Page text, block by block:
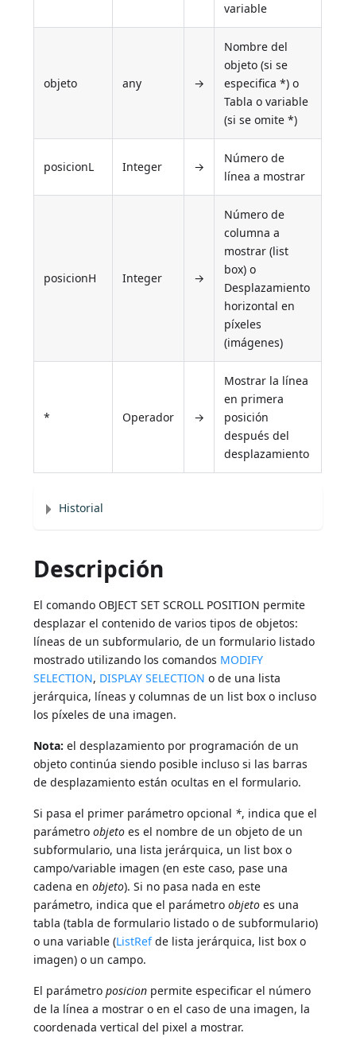
variable
objeto any →
Nombre del
objeto (si se
especifica *) o
Tabla o variable
(si se omite *)
posicionL Integer →
Número de
línea a mostrar
posicionH Integer →
Número de
columna a
mostrar (list
box) o
Desplazamiento
horizontal en
píxeles
(imágenes)
* Operador →
Mostrar la línea
en primera
posición
después del
desplazamiento
Historial
Descripción
El comando OBJECT SET SCROLL POSITION permite
desplazar el contenido de varios tipos de objetos:
líneas de un subformulario, de un formulario listado
mostrado utilizando los comandos MODIFY
SELECTION, DISPLAY SELECTION o de una lista
jerárquica, líneas y columnas de un list box o incluso
los píxeles de una imagen.
Nota: el desplazamiento por programación de un
objeto continúa siendo posible incluso si las barras
de desplazamiento están ocultas en el formulario.
Si pasa el primer parámetro opcional *, indica que el
parámetroobjeto es el nombre de un objeto de un
subformulario, una lista jerárquica, un list box o
campo/variable imagen (en este caso, pase una
cadena enobjeto). Si no pasa nada en este
parámetro, indica que el parámetroobjeto es una
tabla (tabla de formulario listado o de subformulario)
o una variable (ListRefde lista jerárquica, list box o
imagen) o un campo.
El parámetroposicion permite especificar el número
de la línea a mostrar o en el caso de una imagen, la
coordenada vertical del pixel a mostrar.